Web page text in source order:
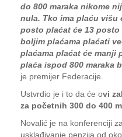
do 800 maraka nikome
nula. Tko ima plaću višu
posto plaćat će 13 posto
boljim plaćama plaćati
plaćama plaćat će manji
plaća ispod 800 maraka
je premijer Federacije.
Ustvrdio je i to da će ovi
za početnih 300 do 400
Novalić je na konferenciji
usklađivanje penzija od